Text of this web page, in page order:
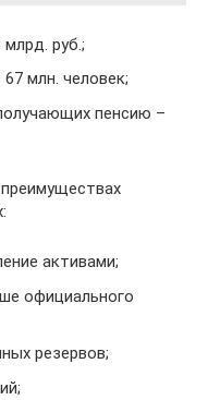
руб.;
млн. человек;
пенсию –
активами;
официального
резервов;